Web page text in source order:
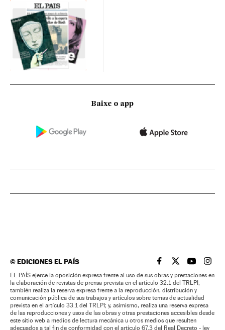
Baixe o app
©EDICIONES EL PAÍS EL PAÍS BRASIL EN
EL PAÍSEL PAÍS
EL
EL PAÍS ejerce la oposición expresa frente al uso de sus obras y prestaciones en
la elaboración de revistas de prensa prevista en el artículo 32.1 del TRLPI;
también realiza la reserva expresa frente a la reproducción, distribución y
comunicación pública de sus trabajos y artículos sobre temas de actualidad
prevista en el artículo 33.1 del TRLPI; y, asimismo, realiza una reserva expresa
de las reproducciones y usos de las obras y otras prestaciones accesibles desde
este sitio web a medios de lectura mecánica u otros medios que resulten
adecuados a tal fin de conformidad con el artículo 67.3 del Real Decreto - ley